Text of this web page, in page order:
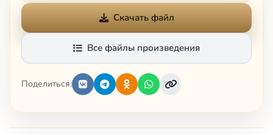
Скачать файл
Все файлы произведения
Поделиться: